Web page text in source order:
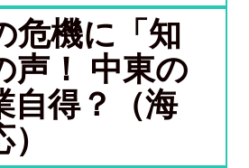
危機に「知
声！ 中東の
自得？（海